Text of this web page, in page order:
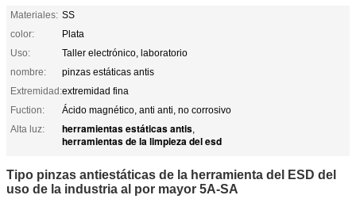
Materiales: SS
color:
Plata
Uso:
Taller electrónico, laboratorio
nombre:
pinzas estáticas antis
Extremidad:extremidad fina
Fuction:
Ácido magnético, anti anti, no corrosivo
Alta luz:
herramientas estáticas antis,
herramientas de la limpieza del esd
Tipo pinzas antiestáticas de la herramienta del ESD del
uso de la industria al por mayor 5A-SA